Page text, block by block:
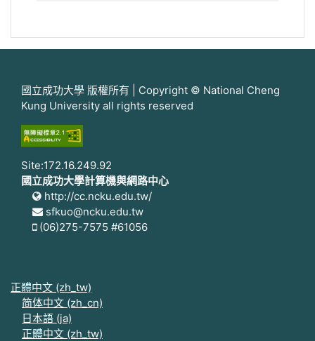
國立成功大學 版權所有 | Copyright © National Cheng
Kung University all rights reserved
Site:172.16.249.92
國立成功大學計算機與網路中心
http://cc.ncku.edu.tw/
sfkuo@ncku.edu.tw
(06)275-7575 #61056
正體中文 ‎(zh_tw)‎
简体中文 ‎(zh_cn)‎
日本語 ‎(ja)‎
正體中文 ‎(zh_tw)‎